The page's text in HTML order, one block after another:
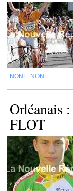
NONE NONE
Orléanais
FLOT